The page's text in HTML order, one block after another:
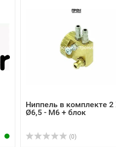
Ниппель в комплекте 2
Ø6,5 - M6 + блок
(0)